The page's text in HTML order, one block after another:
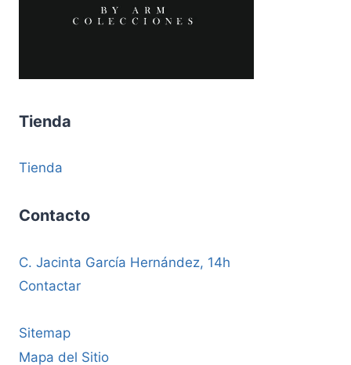
Tienda
Tienda
Contacto
C. Jacinta García Hernández, 14h
Contactar
Sitemap
Mapa del Sitio